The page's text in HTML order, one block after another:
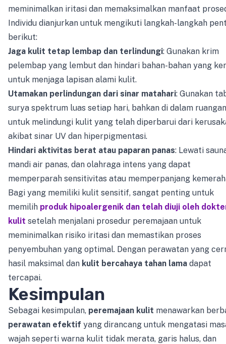
meminimalkan iritasi dan memaksimalkan manfaat
Individu dianjurkan untuk mengikuti langkah-langkah
berikut:
Jaga kulit tetap lembap dan terlindungi: Gunakan krim
pelembap yang lembut dan hindari bahan-bahan yang
untuk menjaga lapisan alami kulit.
Utamakan perlindungan dari sinar matahari: Gunakan
surya spektrum luas setiap hari, bahkan di dalam
untuk melindungi kulit yang telah diperbarui dari
akibat sinar UV dan hiperpigmentasi.
Hindari aktivitas berat atau paparan panas: Lewati
mandi air panas, dan olahraga intens yang dapat
memperparah sensitivitas atau memperpanjang
Bagi yang memiliki kulit sensitif, sangat penting untuk
memilih produk hipoalergenik dan telah diuji oleh
kulit setelah menjalani prosedur peremajaan untuk
meminimalkan risiko iritasi dan memastikan proses
penyembuhan yang optimal. Dengan perawatan yang
hasil maksimal dan kulit bercahaya tahan lama dapat
tercapai.
Kesimpulan
Sebagai kesimpulan, peremajaan kulit menawarkan
perawatan efektif yang dirancang untuk mengatasi
wajah seperti warna kulit tidak merata, garis halus, dan